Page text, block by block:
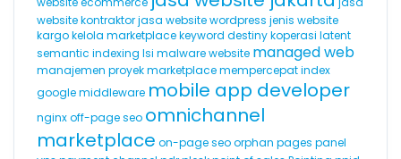
website kontraktorjasa website wordpress jenis website
kargokelola marketplacekeyword destinykoperasi latent
semantic indexing lsi malware website managed web
manajemen proyekmarketplacemempercepat index
googlemiddleware mobile app developer
nginxoff-page seo omnichannel
marketplace on-page seoorphan pages panel